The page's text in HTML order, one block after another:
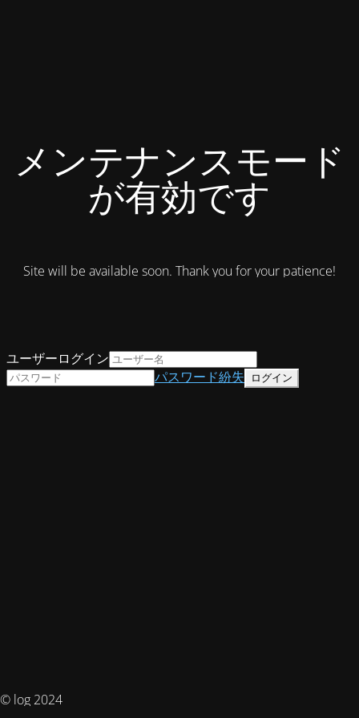
メンテナンスモード
が有効です
Site will be available soon. Thank you for your patience!
© log 2024
ユーザーログイン
パスワード紛失